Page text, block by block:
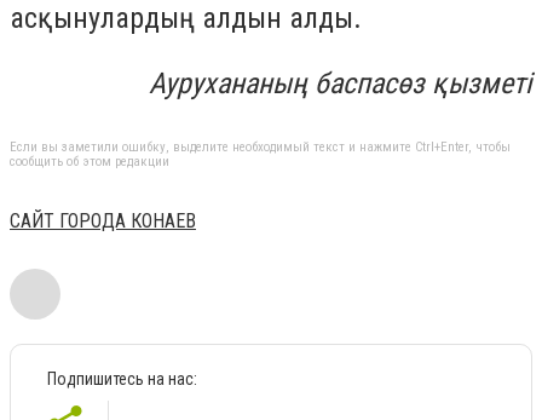
асқынулардың алдын алды.
Аурухананың баспасөз қызметі
Если вы заметили ошибку, выделите необходимый текст и нажмите Ctrl+Enter, чтобы
сообщить об этом редакции
САЙТ ГОРОДА КОНАЕВ
Подпишитесь на нас: